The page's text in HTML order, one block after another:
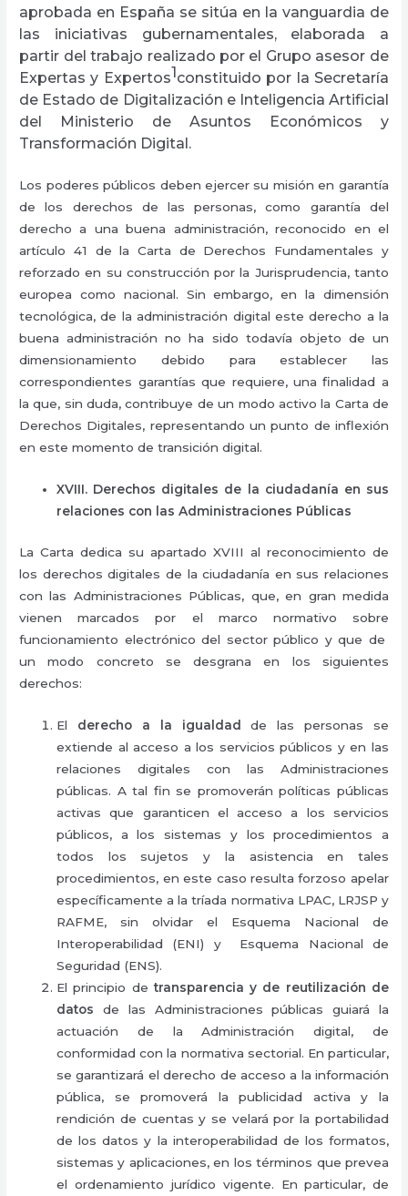
aprobada en España se sitúa en la vanguardia de
las iniciativas gubernamentales, elaborada a
partir del trabajo realizado por el Grupo asesor de
Expertas y Expertos1 constituido por la Secretaría
de Estado de Digitalización e Inteligencia Artificial
del Ministerio de Asuntos Económicos y
Transformación Digital.
Los poderes públicos deben ejercer su misión en garantía
de los derechos de las personas, como garantía del
derecho a una buena administración, reconocido en el
artículo 41 de la Carta de Derechos Fundamentales y
reforzado en su construcción por la Jurisprudencia, tanto
europea como nacional. Sin embargo, en la dimensión
tecnológica, de la administración digital este derecho a la
buena administración no ha sido todavía objeto de un
dimensionamiento debido para establecer las
correspondientes garantías que requiere, unafinalidad a
la que, sin duda, contribuye de un modo activo la Carta de
Derechos Digitales, representando un punto de inflexión
en este momento de transición digital.
XVIII. Derechos digitales de la ciudadanía en sus
relaciones con las Administraciones Públicas
La Carta dedica su apartado XVIII al reconocimiento de
los derechos digitales de la ciudadanía en sus relaciones
con las Administraciones Públicas, que, en gran medida
vienen marcados por el marco normativo sobre
funcionamiento electrónico del sector público y que de
un modo concreto se desgrana en los siguientes
derechos:
El derecho a la igualdad
de las personas se
extiende al acceso a los servicios públicos y en las
relaciones digitales con las Administraciones
públicas. A tal fin se promoverán políticas públicas
activas que garanticen el acceso a los servicios
públicos, a los sistemas y los procedimientos a
todos los sujetos y la asistencia en tales
procedimientos, en este caso resulta forzoso apelar
específicamente a la tríada normativa LPAC, LRJSP y
RAFME, sin olvidar el Esquema Nacional de
Interoperabilidad (ENI) y Esquema Nacional de
Seguridad (ENS).
El principio detransparencia y de reutilización de
datos de las Administraciones públicas guiará la
actuación de la Administración digital, de
conformidad con la normativa sectorial. En particular,
se garantizará el derecho de acceso a la información
pública, se promoverá la publicidad activa y la
rendición de cuentas y se velará por la portabilidad
de los datos y la interoperabilidad de los formatos,
sistemas y aplicaciones, en los términos que prevea
el ordenamiento jurídico vigente. En particular, de